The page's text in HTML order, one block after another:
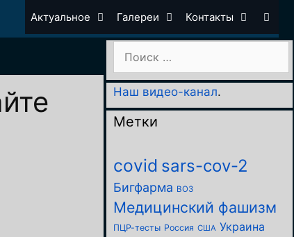
Актуальное Галереи Контакты
Наш видео-канал.
Метки
covid sars-cov-2
Бигфарма ВОЗ
Медицинский фашизм
ПЦР-тесты Россия США Украина